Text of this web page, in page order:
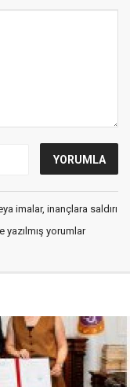
imalar, inançlara saldırı
yazılmış yorumlar